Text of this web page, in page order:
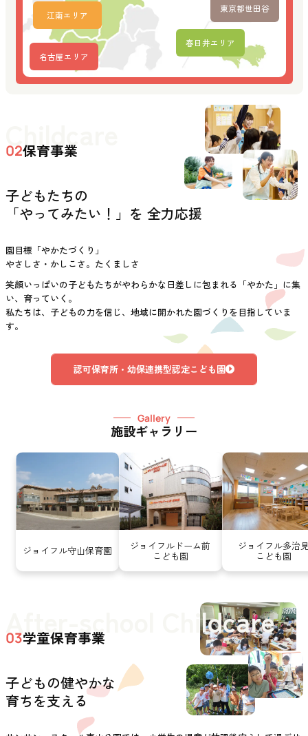
名古屋エリア
江南エリア
春日井エリア
東京都世田谷
Childcare
02保育事業
子どもたちの
「やってみたい！」を 全力応援
園目標「やかたづくり」
やさしさ・かしこさ。たくましさ
笑顔いっぱいの子どもたちがやわらかな日差しに包まれる「やかた」に集
い、育っていく。
私たちは、子どもの力を信じ、地域に開かれた園づくりを目指していま
す。
認可保育所・幼保連携型認定こども園
Gallery
施設ギャラリー
ジョイフル守山保育園 ジョイフルドーム前
こども園
ジョイフル多治
こども園
After-school Childcare
03学童保育事業
子どもの健やかな
育ちを支える